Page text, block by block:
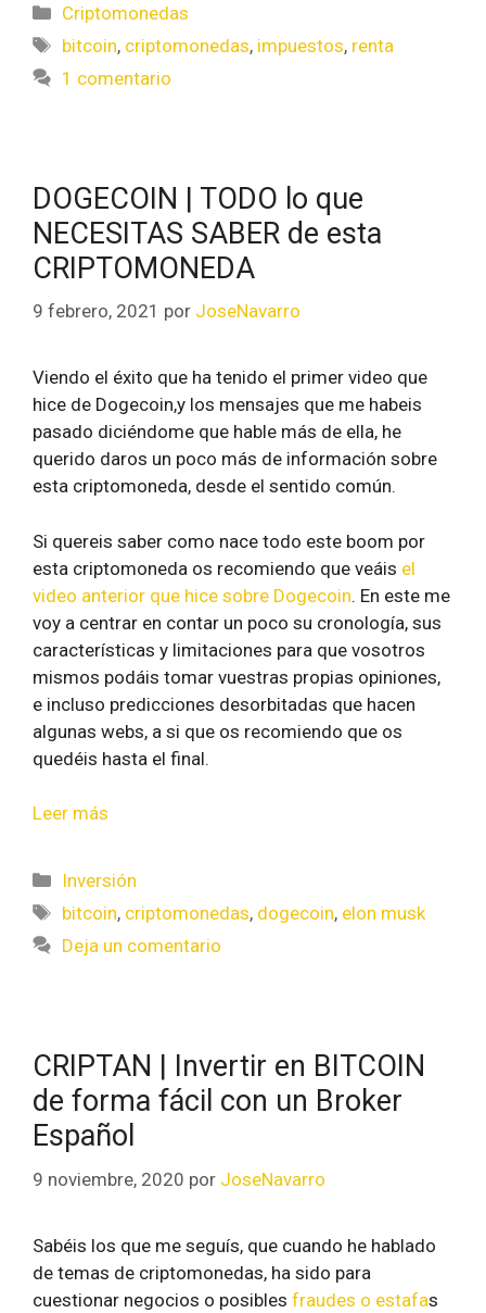
Criptomonedas
bitcoin, criptomonedas, impuestos, renta
1 comentario
DOGECOIN | TODO lo que
NECESITAS SABER de esta
CRIPTOMONEDA
9 febrero, 2021 por JoseNavarro
Viendo el éxito que ha tenido el primer video que
hice de Dogecoin,y los mensajes que me habeis
pasado diciéndome que hable más de ella, he
querido daros un poco más de información sobre
esta criptomoneda, desde el sentido común.
Si quereis saber como nace todo este boom por
esta criptomoneda os recomiendo que veáis el
video anterior que hice sobre Dogecoin. En este me
voy a centrar en contar un poco su cronología, sus
características y limitaciones para que vosotros
mismos podáis tomar vuestras propias opiniones,
e incluso predicciones desorbitadas que hacen
algunas webs, a si que os recomiendo que os
quedéis hasta el final.
Leer más
Inversión
bitcoin, criptomonedas, dogecoin, elon musk
Deja un comentario
CRIPTAN | Invertir en BITCOIN
de forma fácil con un Broker
Español
9 noviembre, 2020 por JoseNavarro
Sabéis los que me seguís, que cuando he hablado
de temas de criptomonedas, ha sido para
cuestionar negocios o posibles fraudes o estafas